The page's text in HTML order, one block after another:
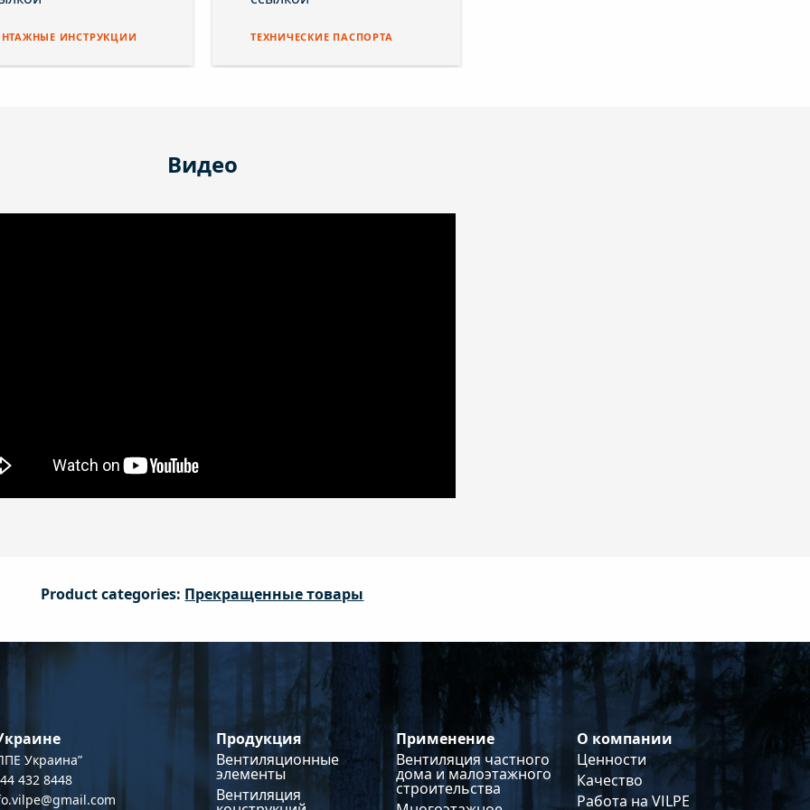
ИНСТРУКЦИИ ТЕХНИЧЕСКИЕ ПАСПОРТА
Видео
Product categories: Прекращенные товары
Украина”
432 8448
Продукция
Вентиляционные
элементы
Вентиляция
Применение
Вентиляция частного
дома и малоэтажного
строительства
О компании
Ценности
Качество
Работа на VILPE